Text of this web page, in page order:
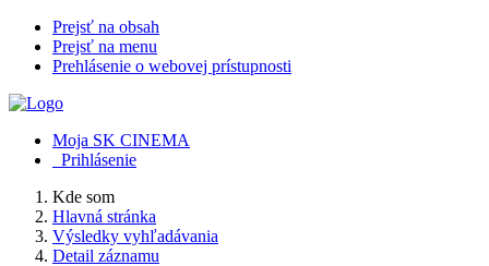
Prejsť na obsah
Prejsť na menu
Prehlásenie o webovej prístupnosti
Moja SK CINEMA
Prihlásenie
Kde som
Hlavná stránka
Výsledky vyhľadávania
Detail záznamu